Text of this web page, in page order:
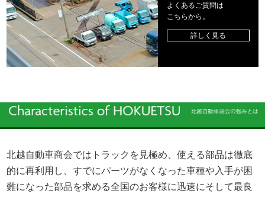
よくあるご質問は
こちらから。
詳しく見る
北越自動車商会ではトラックを見極め、使える部品は徹底
的に再利用し、すでにパーツがなくなった車種や入手が困
難になった部品を求める全国のお客様に迅速にそして最良